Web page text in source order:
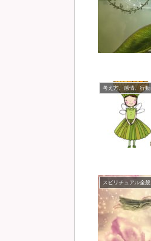
考え方、感情、行動
スピリチュアル全般